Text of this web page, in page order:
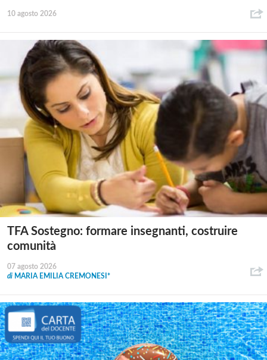
10 agosto 2026
TFA Sostegno: formare insegnanti, costruire
comunità
07 agosto 2026
di MARIA EMILIA CREMONESI*